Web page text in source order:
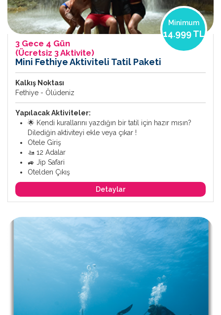
3 Gece 4 Gün
(Ücretsiz 3 Aktivite)
Mini Fethiye Aktiviteli Tatil Paketi
Kalkış Noktası
Fethiye - Ölüdeniz
Yapılacak Aktiviteler:
🌟 Kendi kurallarını yazdığın bir tatil için hazır mısın?
Dilediğin aktiviteyi ekle veya çıkar !
Otele Giriş
🚤 12 Adalar
🚙 Jip Safari
Otelden Çıkış
Detaylar
Minimum
14.999 TL